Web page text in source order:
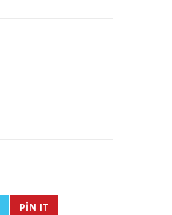
PIN IT